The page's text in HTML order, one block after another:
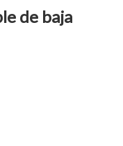
de baja